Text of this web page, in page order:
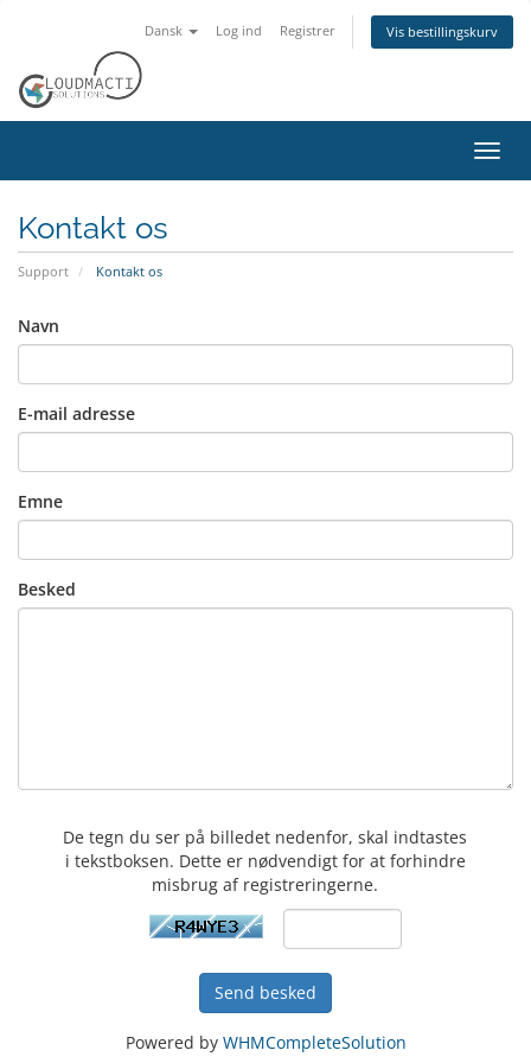
Dansk Log ind Registrer Vis bestillingskurv
Skift
Kontakt os
Support Kontakt os
Navn
E-mail adresse
Emne
Besked
De tegn du ser på billedet nedenfor, skal indtastes
i tekstboksen. Dette er nødvendigt for at forhindre
misbrug af registreringerne.
Send besked
Powered by WHMCompleteSolution